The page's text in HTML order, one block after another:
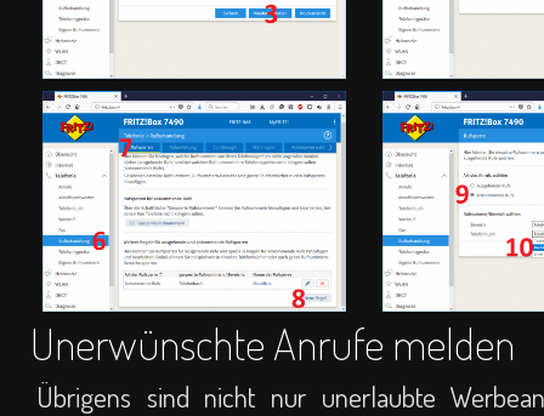
Unerwünschte Anrufe melden
Übrigens sind nicht nur unerlaubte